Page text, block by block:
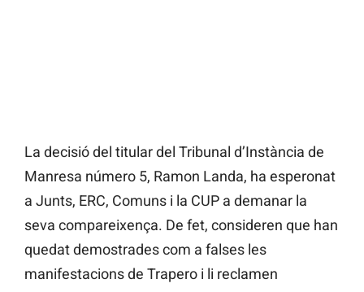
La decisió del titular del Tribunal d’Instància de
Manresa número 5, Ramon Landa, ha esperonat
a Junts, ERC, Comuns i la CUP a demanar la
seva compareixença. De fet, consideren que han
quedat demostrades com a falses les
manifestacions de Trapero i li reclamen